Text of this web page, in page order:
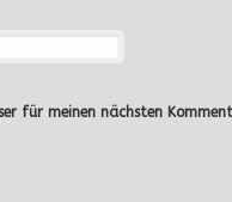
für meinen nächsten